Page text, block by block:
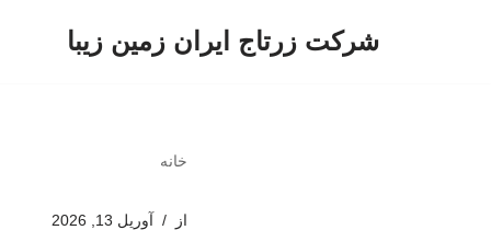
شرکت زرتاج ایران زمین زیبا
خانه
از آوریل 13, 2026